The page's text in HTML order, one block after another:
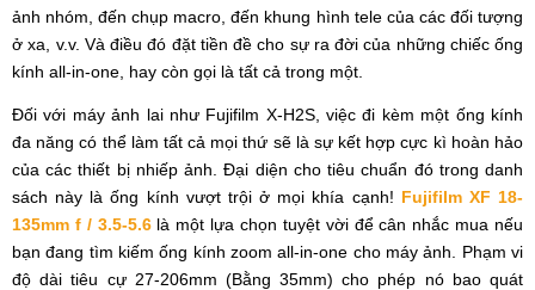
ảnh nhóm, đến chụp macro, đến khung hình tele của các đối tượng
ở xa, v.v. Và điều đó đặt tiền đề cho sự ra đời của những chiếc ống
kính all-in-one, hay còn gọi là tất cả trong một.
Đối với máy ảnh lai như Fujifilm X-H2S, việc đi kèm một ống kính
đa năng có thể làm tất cả mọi thứ sẽ là sự kết hợp cực kì hoàn hảo
của các thiết bị nhiếp ảnh. Đại diện cho tiêu chuẩn đó trong danh
sách này là ống kính vượt trội ở mọi khía cạnh! Fujifilm XF 18-
135mm f / 3.5-5.6là một lựa chọn tuyệt vời để cân nhắc mua nếu
bạn đang tìm kiếm ống kính zoom all-in-one cho máy ảnh. Phạm vi
độ dài tiêu cự 27-206mm (Bằng 35mm) cho phép nó bao quát